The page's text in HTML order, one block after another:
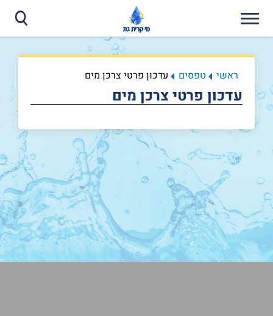
ראשי טפסים עדכון פרטי צרכן מים
עדכון פרטי צרכן מים